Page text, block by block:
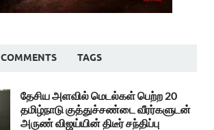
COMMENTS TAGS
தேசிய அளவில் மெடல்கள் பெற்ற 20
தமிழ்நாடு குத்துச்சண்டை வீரர்களுடன்
அருண் விஜய்யின் திடீர் சந்திப்பு